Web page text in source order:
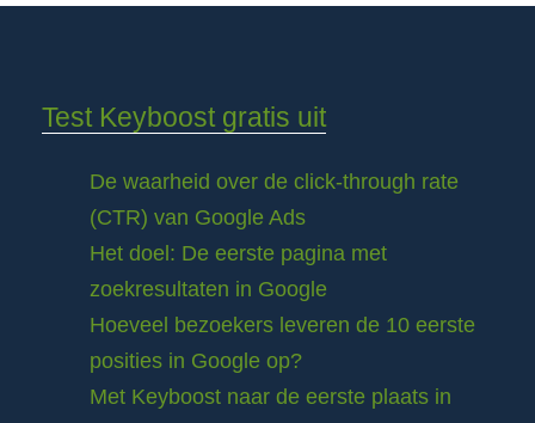
Test Keyboost gratis uit
De waarheid over de click-through rate
(CTR) van Google Ads
Het doel: De eerste pagina met
zoekresultaten in Google
Hoeveel bezoekers leveren de 10 eerste
posities in Google op?
Met Keyboost naar de eerste plaats in